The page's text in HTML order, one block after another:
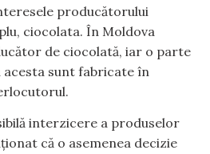
producătorului
ciocolata. În Moldova
de ciocolată, iar o parte
sunt fabricate în
interzicere a produselor
că o asemenea decizie